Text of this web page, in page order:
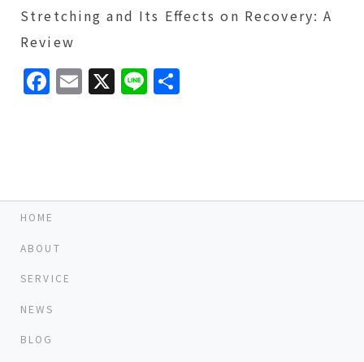
Stretching and Its Eﬀects on Recovery: A
Review
Facebook
Email
X Line
HOME
ABOUT
SERVICE
NEWS
BLOG